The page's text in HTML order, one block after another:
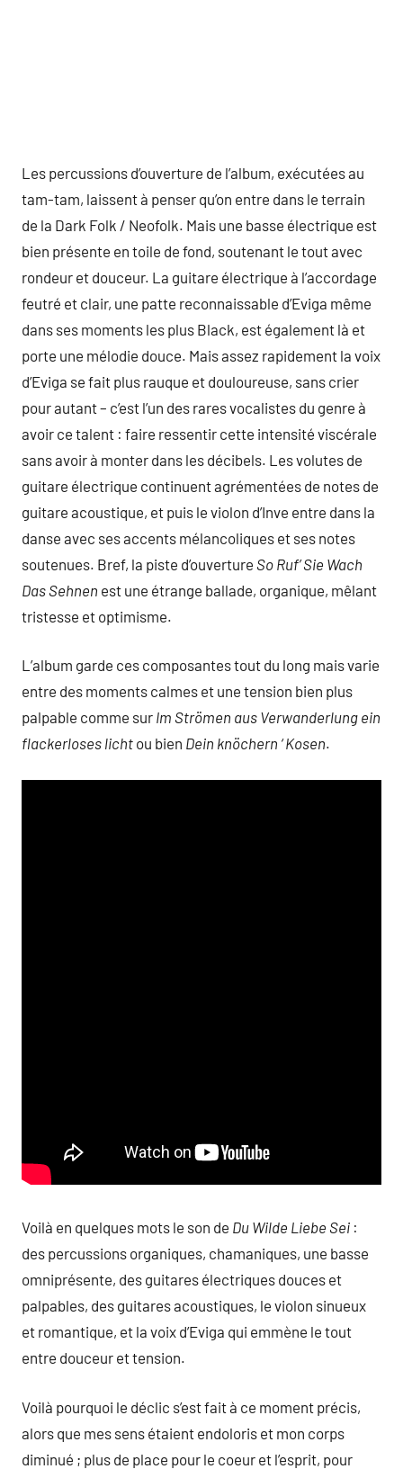
Les percussions d’ouverture de l’album, exécutées au
tam-tam, laissent à penser qu’on entre dans le terrain
de la Dark Folk / Neofolk. Mais une basse électrique est
bien présente en toile de fond, soutenant le tout avec
rondeur et douceur. La guitare électrique à l’accordage
feutré et clair, une patte reconnaissable d’Eviga même
dans ses moments les plus Black, est également là et
porte une mélodie douce. Mais assez rapidement la voix
d’Eviga se fait plus rauque et douloureuse, sans crier
pour autant – c’est l’un des rares vocalistes du genre à
avoir ce talent : faire ressentir cette intensité viscérale
sans avoir à monter dans les décibels. Les volutes de
guitare électrique continuent agrémentées de notes de
guitare acoustique, et puis le violon d’Inve entre dans la
danse avec ses accents mélancoliques et ses notes
soutenues. Bref, la piste d’ouverture So Ruf’ Sie Wach
Das Sehnen est une étrange ballade, organique, mêlant
tristesse et optimisme.
L’album garde ces composantes tout du long mais varie
entre des moments calmes et une tension bien plus
palpable comme sur Im Strömen aus Verwanderlung ein
flackerloses licht ou bien Dein knöchern ‘ Kosen.
Voilà en quelques mots le son de Du Wilde Liebe Sei :
des percussions organiques, chamaniques, une basse
omniprésente, des guitares électriques douces et
palpables, des guitares acoustiques, le violon sinueux
et romantique, et la voix d’Eviga qui emmène le tout
entre douceur et tension.
Voilà pourquoi le déclic s’est fait à ce moment précis,
alors que mes sens étaient endoloris et mon corps
diminué ; plus de place pour le coeur et l’esprit, pour